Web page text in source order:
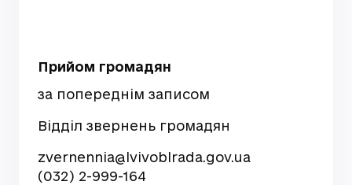
Прийом громадян
за попереднім записом
Відділ звернень громадян
zvernennia@lvivoblrada.gov.ua
(032) 2-999-164